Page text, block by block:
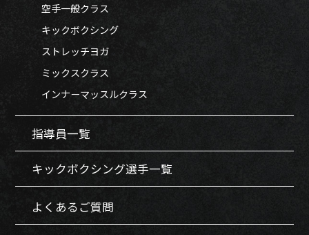
空手一般クラス
キックボクシング
ストレッチヨガ
ミックスクラス
インナーマッスルクラス
指導員一覧
キックボクシング選手一覧
よくあるご質問